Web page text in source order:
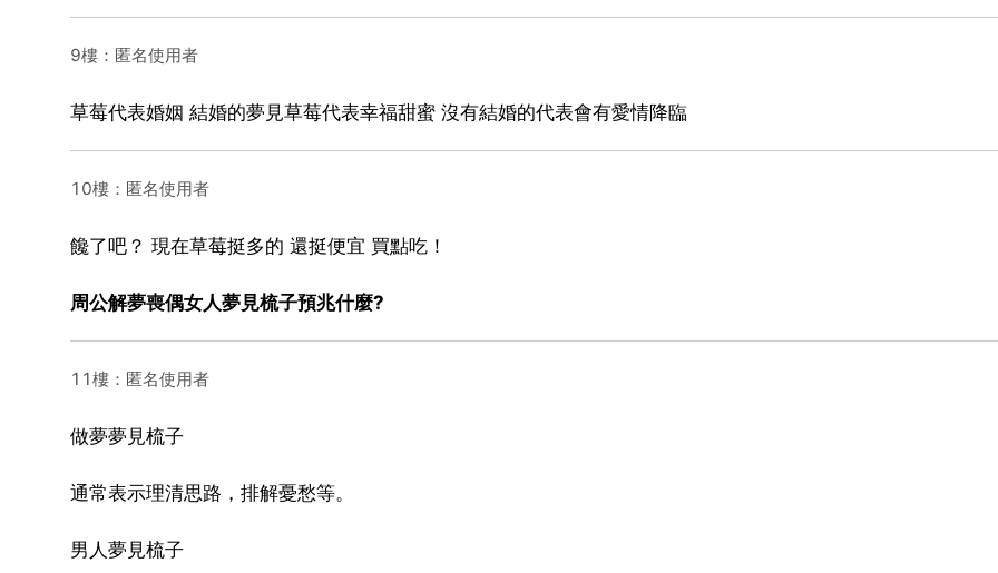
9樓：匿名使用者
草莓代表婚姻 結婚的夢見草莓代表幸福甜蜜 沒有結婚的代表會有愛情降臨
10樓：匿名使用者
饞了吧？ 現在草莓挺多的 還挺便宜 買點吃！
周公解夢喪偶女人夢見梳子預兆什麼?
11樓：匿名使用者
做夢夢見梳子
通常表示理清思路，排解憂愁等。
男人夢見梳子